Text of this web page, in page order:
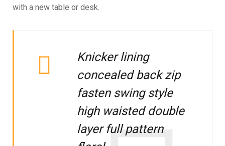
with a new table or desk.
Knicker lining
concealed back zip
fasten swing style
high waisted double
layer full pattern